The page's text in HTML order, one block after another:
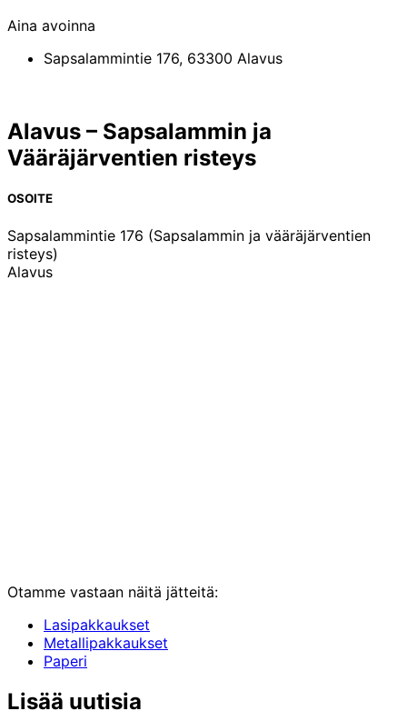
Aina avoinna
Sapsalammintie 176, 63300 Alavus
Alavus – Sapsalammin ja
Vääräjärventien risteys
OSOITE
Sapsalammintie 176 (Sapsalammin ja vääräjärventien
risteys)
Alavus
Otamme vastaan näitä jätteitä:
Lasipakkaukset
Metallipakkaukset
Paperi
Jaa
tämä
Jaa:
Facebook
Jaa:
Twitter
Jaa:
LinkedIn
Jaa:
WhatsApp
Jaa:
Email
Lisää uutisia